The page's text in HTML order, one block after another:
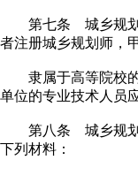
第七条 城乡规划（
者注册城乡规划师，
隶属于高等院校的
单位的专业技术人员
第八条 城乡规划（
下列材料：